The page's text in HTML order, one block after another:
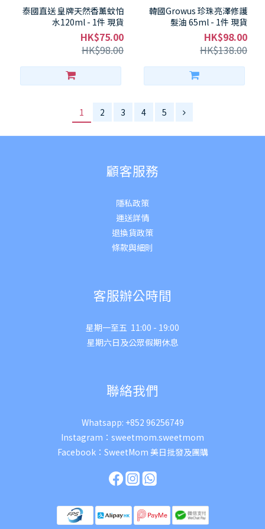
泰國直送 皇牌天然香薰蚊怕
水120ml - 1件 現貨
HK$75.00
HK$98.00
韓國Growus 珍珠亮澤修護
髮油 65ml - 1件 現貨
HK$98.00
HK$138.00
1 2 3 4 5
顧客服務
隱私政策
運送詳情
退換貨政策
條款與細則
客服辦公時間
星期一至五 11:00 - 19:00
星期六日及公眾假期休息
聯絡我們
Whatsapp: +852 96256749
Instagram： sweetmom.sweetmom
Facebook： SweetMom 美日批發及團購